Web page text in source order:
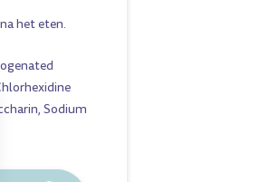
het eten.
Sodium